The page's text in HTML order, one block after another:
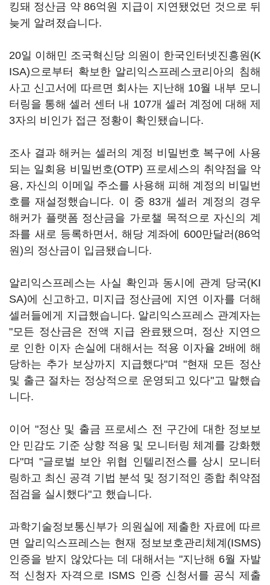
킹돼 정산금 약 86억원 지급이 지연됐었던 것으로 뒤
늦게 알려졌습니다.
20일 이해민 조국혁신당 의원이 한국인터넷진흥원(K
ISA)으로부터 확보한 알리익스프레스코리아의 침해
사고 신고서에 따르면 회사는 지난해 10월 내부 모니
터링을 통해 셀러 센터 내 107개 셀러 계정에 대해 제
3자의 비인가 접근 정황이 확인됐습니다.
조사 결과 해커는 셀러의 계정 비밀번호 복구에 사용
되는 일회용 비밀번호(OTP) 프로세스의 취약점을 악
용, 자신의 이메일 주소를 사용해 피해 계정의 비밀번
호를 재설정했습니다. 이 중 83개 셀러 계정의 경우
해커가 플랫폼 정산금을 가로챌 목적으로 자신의 계
좌를 새로 등록하면서, 해당 계좌에 600만달러(86억
원)의 정산금이 입금됐습니다.
알리익스프레스는 사실 확인과 동시에 관계 당국(KI
SA)에 신고하고, 미지급 정산금에 지연 이자를 더해
셀러들에게 지급했습니다. 알리익스프레스 관계자는
"모든 정산금은 전액 지급 완료됐으며, 정산 지연으
로 인한 이자 손실에 대해서는 적용 이자율 2배에 해
당하는 추가 보상까지 지급했다"며 "현재 모든 정산
및 출근 절차는 정상적으로 운영되고 있다"고 말했습
니다.
이어 "정산 및 출금 프로세스 전 구간에 대한 정보보
안 민감도 기준 상향 적용 및 모니터링 체계를 강화했
다"며 "글로벌 보안 위협 인텔리전스를 상시 모니터
링하고 최신 공격 기법 분석 및 정기적인 종합 취약점
점검을 실시했다"고 했습니다.
과학기술정보통신부가 의원실에 제출한 자료에 따르
면 알리익스프레스는 현재 정보보호관리체계(ISMS)
인증을 받지 않았다는 데 대해서는 "지난해 6월 자발
적 신청자 자격으로 ISMS 인증 신청서를 공식 제출